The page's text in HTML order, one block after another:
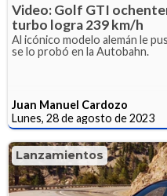
Video: Golf GTI
turbo logra 239 km/h
Al icónico modelo alemán le
se lo probó en la Autobahn.
Juan Manuel Cardozo
Lunes, 28 de agosto de 2023
Lanzamientos